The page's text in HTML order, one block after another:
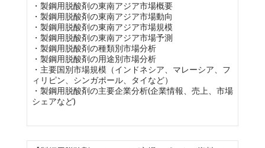
・製鋼用脱酸剤の東南アジア市場概要
・製鋼用脱酸剤の東南アジア市場動向
・製鋼用脱酸剤の東南アジア市場規模
・製鋼用脱酸剤の東南アジア市場予測
・製鋼用脱酸剤の種類別市場分析
・製鋼用脱酸剤の用途別市場分析
・主要国別市場規模（インドネシア、マレーシア、フ
ィリピン、シンガポール、タイなど）
・製鋼用脱酸剤の主要企業分析(企業情報、売上、市場
シェアなど)